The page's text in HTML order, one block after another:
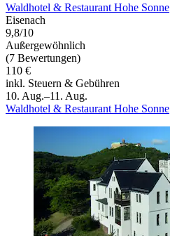
Waldhotel & Restaurant Hohe Sonne
Eisenach
9,8/10
Außergewöhnlich
(7 Bewertungen)
110 €
inkl. Steuern & Gebühren
10. Aug.–11. Aug.
Waldhotel & Restaurant Hohe Sonne